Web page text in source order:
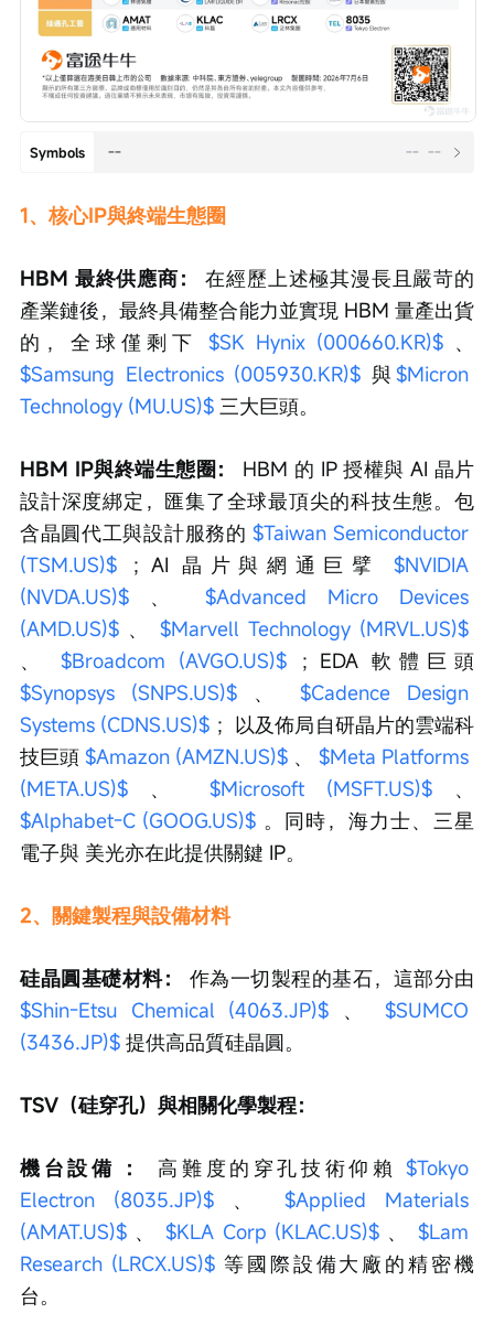
Symbols -- -- --
1、核心IP與終端生態圈
HBM 最終供應商：
在經歷上述極其漫長且嚴苛的
產業鏈後，最終具備整合能力並實現 HBM 量產出貨
的，全球僅剩下 $SK Hynix (000660.KR)$ 、
$Samsung Electronics (005930.KR)$ 與$Micron
Technology (MU.US)$ 三大巨頭。
HBM IP與終端生態圈：
HBM 的 IP 授權與 AI 晶片
設計深度綁定，匯集了全球最頂尖的科技生態。包
含晶圓代工與設計服務的 $Taiwan Semiconductor
(TSM.US)$ ；AI 晶片與網通巨擘 $NVIDIA
(NVDA.US)$ 、 $Advanced Micro Devices
(AMD.US)$ 、 $Marvell Technology (MRVL.US)$
、 $Broadcom (AVGO.US)$ ；EDA 軟體巨頭
$Synopsys (SNPS.US)$ 、 $Cadence Design
Systems (CDNS.US)$ ；以及佈局自研晶片的雲端科
技巨頭 $Amazon (AMZN.US)$ 、 $Meta Platforms
(META.US)$ 、 $Microsoft (MSFT.US)$ 、
$Alphabet-C (GOOG.US)$ 。同時，海力士、三星
電子與 美光亦在此提供關鍵 IP。
2、關鍵製程與設備材料
硅晶圓基礎材料：
作為一切製程的基石，這部分由
$Shin-Etsu Chemical (4063.JP)$ 、 $SUMCO
(3436.JP)$ 提供高品質硅晶圓。
TSV（硅穿孔）與相關化學製程：
機台設備 ： 高難度的穿孔技術仰賴 $Tokyo
Electron (8035.JP)$ 、 $Applied Materials
(AMAT.US)$ 、 $KLA Corp (KLAC.US)$ 、 $Lam
Research (LRCX.US)$ 等國際設備大廠的精密機
台。